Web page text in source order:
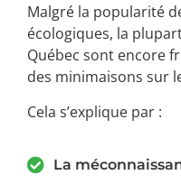
Malgré la popularité
écologiques, la
Québec sont encore
des minimaisons sur
Cela s’explique par :
La